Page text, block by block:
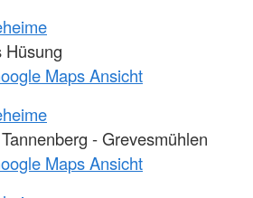
Hüsung
Maps Ansicht
- Grevesmühlen
Maps Ansicht